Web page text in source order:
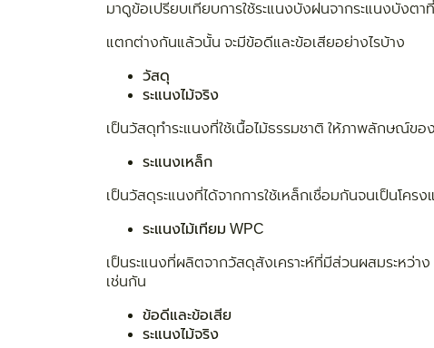
มาดูข้อเปรียบเทียบการใช้ระแนงบังฝนจากระแนงบังต
แตกต่างกันแล้วนั้น จะมีข้อดีและข้อเสียอย่างไรบ้าง
วัสดุ
ระแนงไม้จริง
เป็นวัสดุทำระแนงที่ใช้เนื้อไม้ธรรมชาติ ให้ภาพลักษณ์ขอ
ระแนงเหล็ก
เป็นวัสดุระแนงที่ได้จากการใช้เหล็กเชื่อมกันจนเป็นโค
ระแนงไม้เทียม WPC
เป็นระแนงที่ผลิตจากวัสดุสังเคราะห์ที่มีส่วนผสมระหว่า
เช่นกัน
ข้อดีและข้อเสีย
ระแนงไม้จริง